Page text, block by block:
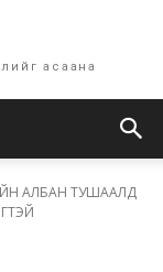
асаана
АЛБАН ТУШААЛД